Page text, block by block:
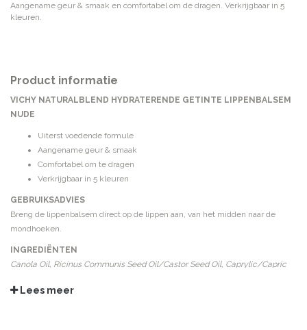
Aangename geur & smaak en comfortabel om de dragen. Verkrijgbaar in 5
kleuren.
Product informatie
VICHY NATURALBLEND HYDRATERENDE GETINTE LIPPENBALSEM
NUDE
Uiterst voedende formule
Aangename geur & smaak
Comfortabel om te dragen
Verkrijgbaar in 5 kleuren
GEBRUIKSADVIES
Breng de lippenbalsem direct op de lippen aan, van het midden naar de
mondhoeken.
INGREDIËNTEN
Canola Oil, Ricinus Communis Seed Oil/Castor Seed Oil, Caprylic/Capric
Cera/Sunflower Seed Wax, Bis-Behenyl/Isostearyl/Phytosteryl Dimer
Lees meer